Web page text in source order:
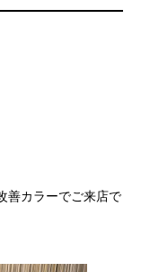
善カラーでご来店で